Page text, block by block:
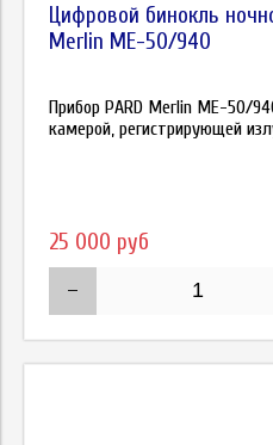
Цифровой бинокль
Merlin ME-50/940
Прибор PARD Merlin ME-50/
камерой, регистрирующей
25 000 руб